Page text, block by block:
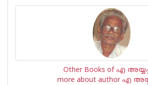
Other Books of എ
more about author എ